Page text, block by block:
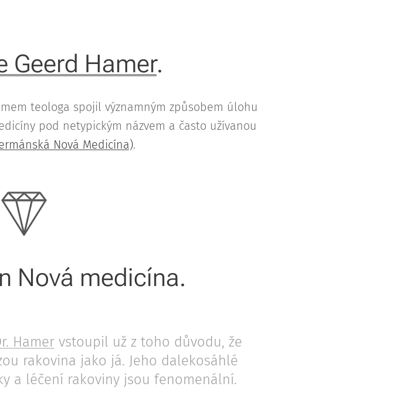
Geerd Hamer.
teologa spojil významným způsobem úlohu
pod netypickým názvem a často užívanou
Nová Medicína).
Nová medicína.
Hamervstoupil už z toho důvodu, že
rakovina jako já. Jeho dalekosáhlé
a léčení rakoviny jsou fenomenální.